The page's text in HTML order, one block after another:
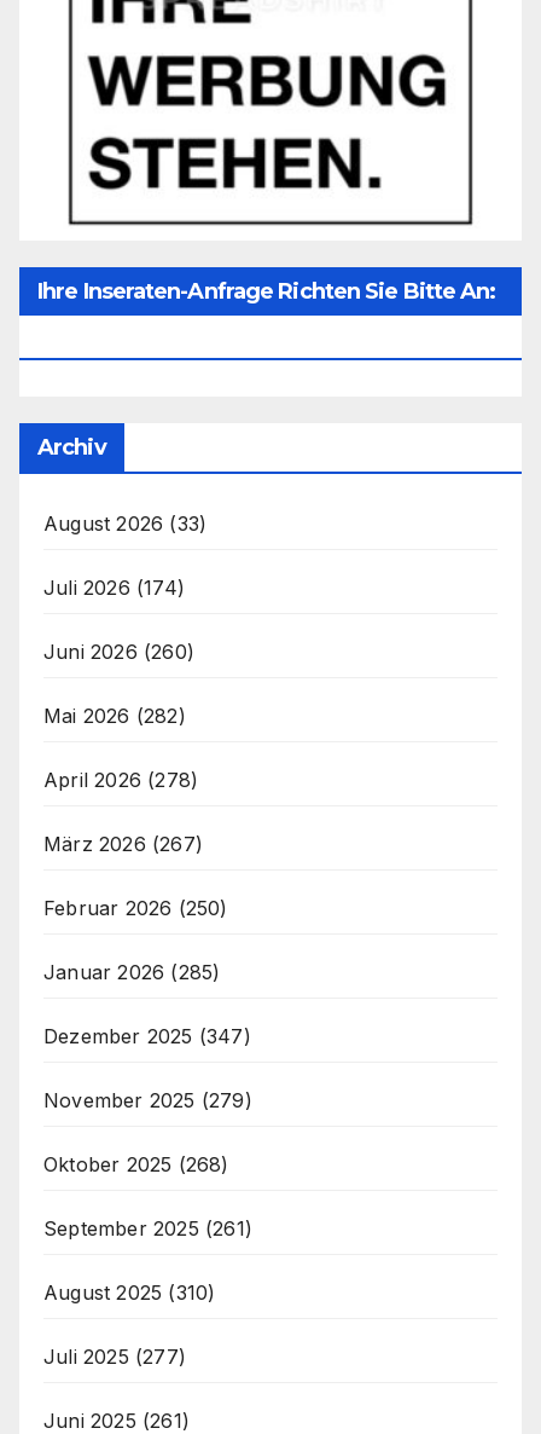
Ihre Inseraten-Anfrage Richten Sie Bitte An:
Archiv
August 2026 (33)
Juli 2026 (174)
Juni 2026 (260)
Mai 2026 (282)
April 2026 (278)
März 2026 (267)
Februar 2026 (250)
Januar 2026 (285)
Dezember 2025 (347)
November 2025 (279)
Oktober 2025 (268)
September 2025 (261)
August 2025 (310)
Juli 2025 (277)
Juni 2025 (261)